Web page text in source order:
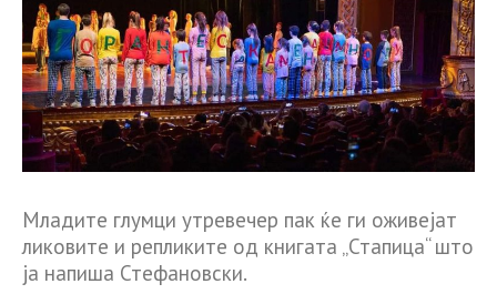
Младите глумци утревечер пак ќе ги оживејат
ликовите и репликите од книгата „Стапица“ што
ја напиша Стефановски.